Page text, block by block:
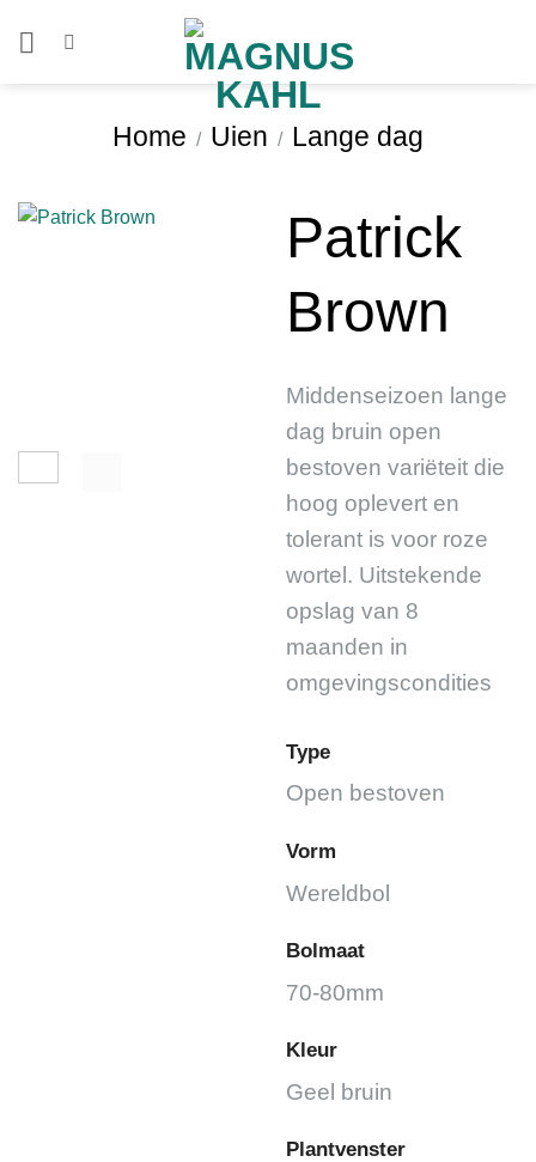
Home / Uien / Lange dag
Patrick
Brown
Middenseizoen lange
dag bruin open
bestoven variëteit die
hoog oplevert en
tolerant is voor roze
wortel. Uitstekende
opslag van 8
maanden in
omgevingscondities
Type
Open bestoven
Vorm
Wereldbol
Bolmaat
70-80mm
Kleur
Geel bruin
Plantvenster